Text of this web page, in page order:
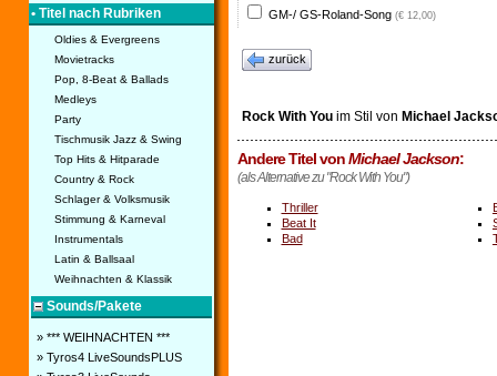
• Titel nach Rubriken
Oldies & Evergreens
Movietracks
Pop, 8-Beat & Ballads
Medleys
Party
Tischmusik Jazz & Swing
Top Hits & Hitparade
Country & Rock
Schlager & Volksmusik
Stimmung & Karneval
Instrumentals
Latin & Ballsaal
Weihnachten & Klassik
Sounds/Pakete
» *** WEIHNACHTEN ***
» Tyros4 LiveSoundsPLUS
GM-/ GS-Roland-Song (€ 12,00)
zurück
Rock With Youim Stil von Michael
Andere Titel vonMichael Jackson:
(als Alternative zu "Rock With You")
Thriller
Beat It
Bad